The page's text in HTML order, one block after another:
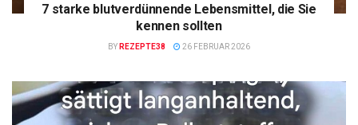
7 starke blutverdünnende Lebensmittel, die Sie
kennen sollten
BY REZEPTE38 26 FEBRUAR 2026